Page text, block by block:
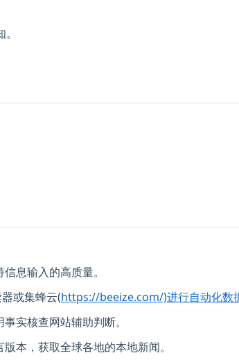
息输入的高质量。
或集蜂云(https://beeize.com/)进行自动化数
实核查网站辅助判断。
本，获取全球各地的本地新闻。